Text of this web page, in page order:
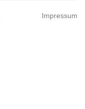
Impressum